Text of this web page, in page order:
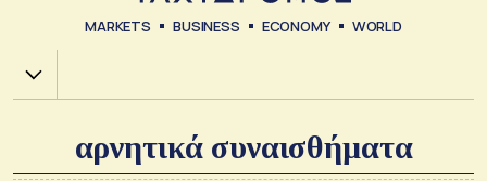
MARKETS BUSINESS ECONOMY WORLD
Χ.Α.
αρνητικά συναισθήματα